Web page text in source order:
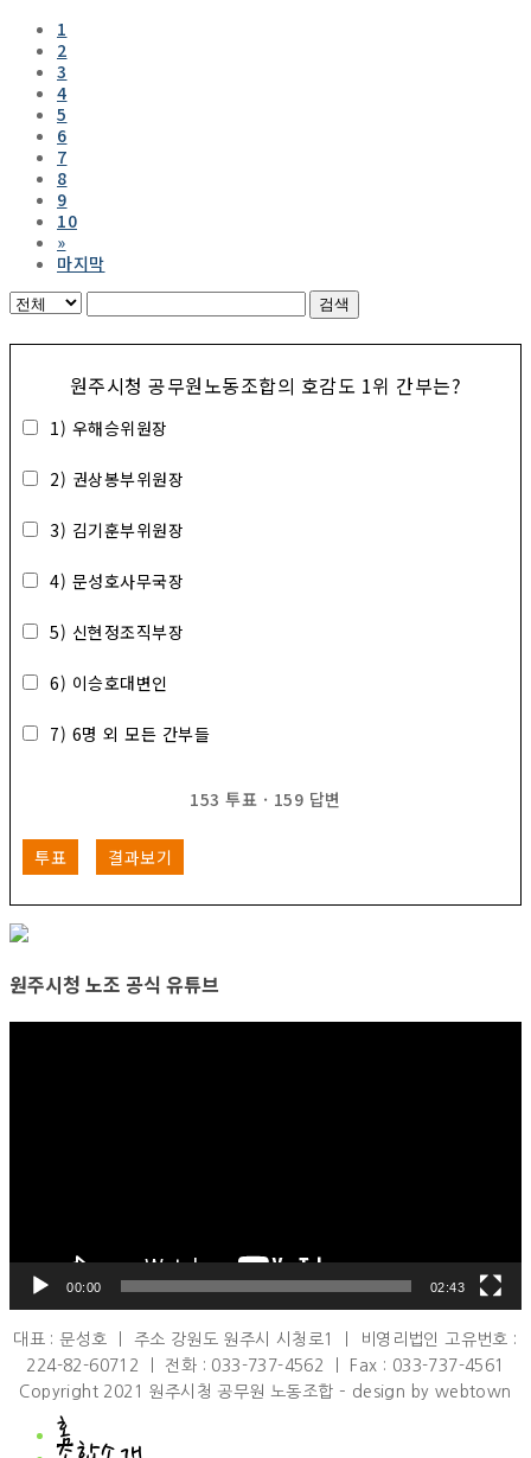
1
2
3
4
5
6
7
8
9
10
»
마지막
검색
원주시청 공무원노동조합의 호감도 1위 간부는?
1) 우해승위원장
2) 권상봉부위원장
3) 김기훈부위원장
4) 문성호사무국장
5) 신현정조직부장
6) 이승호대변인
7) 6명 외 모든 간부들
153 투표 · 159 답변
투표 결과보기
원주시청 노조 공식 유튜브
00:00 02:43
대표 : 문성호 ㅣ 주소 강원도 원주시 시청로1 ㅣ 비영리법인 고유번호 :
224-82-60712 ㅣ 전화 : 033-737-4562 ㅣ Fax : 033-737-4561
Copyright 2021 원주시청 공무원 노동조합 – design by webtown
홈